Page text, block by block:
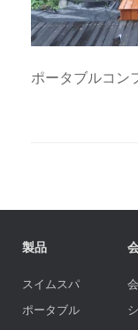
ポータブルコン
製品
スイムスパ
ポータブル